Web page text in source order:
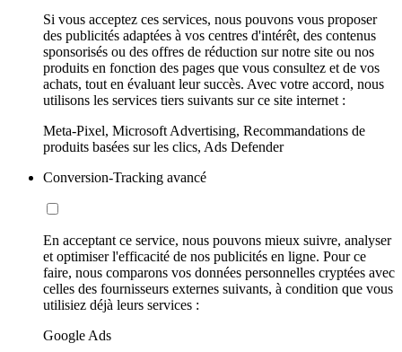
Si vous acceptez ces services, nous pouvons vous proposer
des publicités adaptées à vos centres d'intérêt, des contenus
sponsorisés ou des offres de réduction sur notre site ou nos
produits en fonction des pages que vous consultez et de vos
achats, tout en évaluant leur succès. Avec votre accord, nous
utilisons les services tiers suivants sur ce site internet :
Meta-Pixel, Microsoft Advertising, Recommandations de
produits basées sur les clics, Ads Defender
Conversion-Tracking avancé
En acceptant ce service, nous pouvons mieux suivre, analyser
et optimiser l'efficacité de nos publicités en ligne. Pour ce
faire, nous comparons vos données personnelles cryptées avec
celles des fournisseurs externes suivants, à condition que vous
utilisiez déjà leurs services :
Google Ads